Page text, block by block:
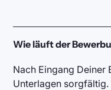
Wie läuft der
Nach Eingang
Unterlagen sorgfältig.